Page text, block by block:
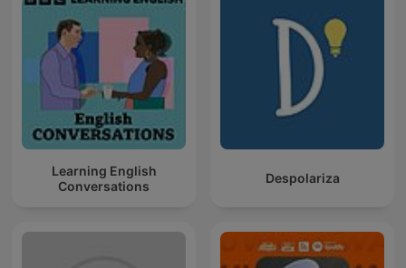
Learning English
Conversations
Despolariza